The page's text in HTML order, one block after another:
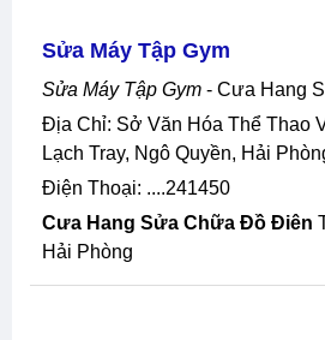
Sửa Máy Tập Gym
Sửa Máy Tập Gym - Cưa Hang
Địa Chỉ: Sở Văn Hóa Thể Thao Và Du Lịch, 17
Lạch Tray, Ngô Quyền, Hải
Điện Thoại: ....241450
Cưa Hang Sửa Chữa Đồ Điên
Hải Phòng